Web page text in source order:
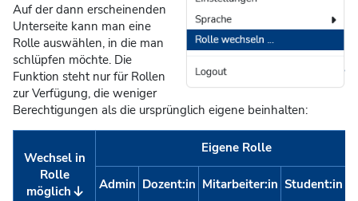
Auf der dann erscheinenden
Unterseite kann man eine
Rolle auswählen, in die man
schlüpfen möchte. Die
Funktion steht nur für Rollen
zur Verfügung, die weniger
Berechtigungen als die ursprünglich eigene beinhalten:
Wechsel in
Rolle
möglich
Eigene Rolle
Admin Dozent:in Mitarbeiter:in Student:in